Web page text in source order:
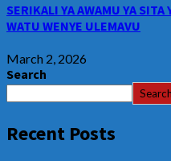
SERIKALI YA AWAMU YA
WATU WENYE ULEMAVU
March 2, 2026
Search
Search
Recent Posts